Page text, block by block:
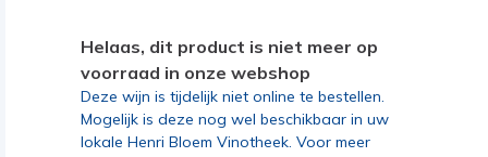
Helaas, dit product is niet meer op
voorraad in onze webshop
Deze wijn is tijdelijk niet online te bestellen.
Mogelijk is deze nog wel beschikbaar in uw
lokale Henri Bloem Vinotheek. Voor meer